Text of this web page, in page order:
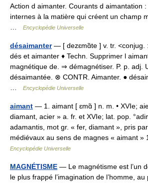
Action d aimanter. Courants d aimantation
internes à la matière qui créent un champ
Encyclopédie Universelle
désaimanter— [ dezɛmɑ̃te ] v. tr. <conjug.
dés et aimanter ♦ Techn. Supprimer l
magnétique de. ⇒ démagnétiser. P. p. adj.
désaimantée. ⊗ CONTR. Aimanter. ●
Encyclopédie Universelle
aimant — 1. aimant [ ɛmɑ̃ ] n. m. • XVIe;
diamant, acier » a. fr. et XVIe; lat. pop.
adamantis, mot gr. « fer, diamant », pris
médiévaux au sens de magnes « aimant
Encyclopédie Universelle
MAGNÉTISME — Le magnétisme est l’un
le plus frappé l’imagination de l’homme,